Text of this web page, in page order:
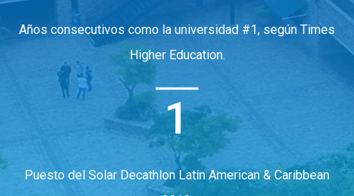
Años consecutivos como la universidad #1, según Times
Higher Education.
1
Puesto del Solar Decathlon Latin American & Caribbean